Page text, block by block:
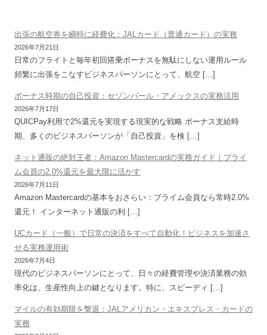
出張の航空券を瞬時に経費化：JALカード（普通カード）の実務
2026年7月21日
日常のフライトと毎年初回搭乗ボーナスを無駄にしない運用ルール
頻繁に出張をこなすビジネスパーソンにとって、航空 […]
ボーナス時期の自己投資：セゾンパール・アメックスの実務活用
2026年7月17日
QUICPay利用で2%還元を実現する現実的な戦略 ボーナス支給時
期、多くのビジネスパーソンが「自己投資」を検 […]
ネット通販の絶対王者：Amazon Mastercardの実務ガイド｜プライ
ム会員の2.0%還元を最大限に活かす
2026年7月11日
Amazon Mastercardの基本をおさらい：プライム会員なら常時2.0%
還元！ インターネット通販の利 […]
UCカード（一般）で日常の決済をすべて自動化！ビジネスを加速さ
せる実務運用術
2026年7月4日
現代のビジネスパーソンにとって、日々の経費管理や決済業務の効
率化は、生産性向上の鍵となります。特に、スピーディ […]
マイルの有効期限を撃退：JALアメリカン・エキスプレス・カードの
実務